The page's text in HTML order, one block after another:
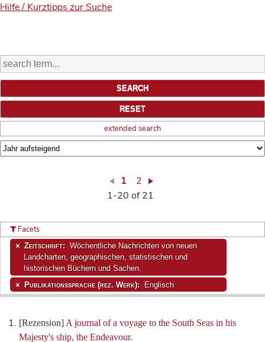
Hilfe / Kurztipps zur Suche
extended search
1
2
1-20 of 21
[Rezension] A journal of a voyage to the South Seas in his
Majesty's ship, the Endeavour.
Facets
Zeitschrift:
Wöchentliche Nachrichten von neuen
Landcharten, geographischen, statistischen und
historischen Büchern und Sachen.
Publikationssprache (rez. Werk): Englisch